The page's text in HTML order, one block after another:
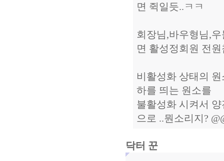
면 쥑일듯..ㅋㅋ
회장님,바우형님,
면 활성정회원 전
비활성화 상태의
하를 띄는 원소를
불활성화 시켜서
으로 ..뭔소리지?
닥터 꾼